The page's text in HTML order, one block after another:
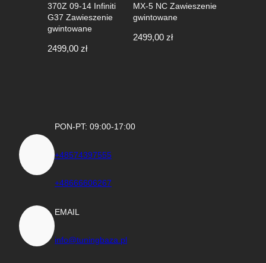
370Z 09-14 Infiniti
G37 Zawieszenie
gwintowane
2499,00 zł
MX-5 NC Zawieszenie
gwintowane
2499,00 zł
PON-PT: 09:00-17:00
+48574397555
+48666606267
EMAIL
info@tuningbaza.pl